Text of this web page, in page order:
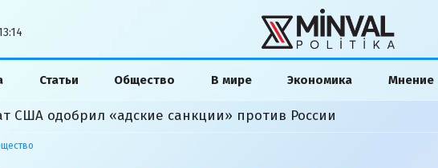
Статьи Общество В мире Экономика Мнение
США одобрил «адские санкции» против России